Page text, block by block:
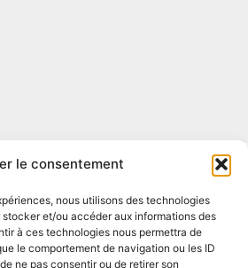
le consentement
nous utilisons des technologies
et/ou accéder aux informations des
à ces technologies nous permettra de
le comportement de navigation ou les ID
ne pas consentir ou de retirer son